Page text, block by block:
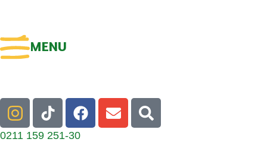
MENU
0211 159 251-30